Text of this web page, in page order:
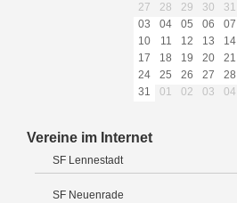
27
28 29 30 31
03
04 05 06 07
10
11 12 13 14
17
18 19 20 21
24
25 26 27 28
31
01 02 03 04
Vereine im Internet
SF Lennestadt
SF Neuenrade